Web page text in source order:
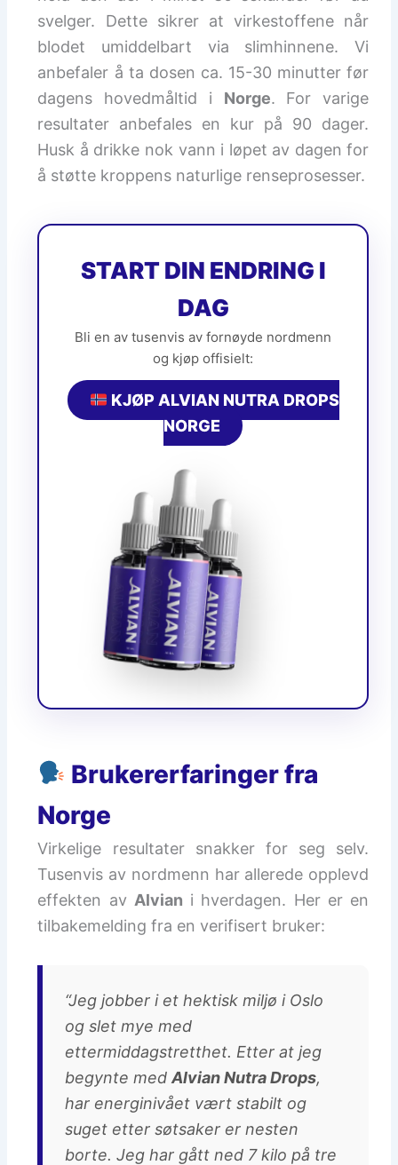
svelger. Dette sikrer at virkestoffene når
blodet umiddelbart via slimhinnene. Vi
anbefaler å ta dosen ca. 15-30 minutter før
dagens hovedmåltid i Norge. For varige
resultater anbefales en kur på 90 dager.
Husk å drikke nok vann i løpet av dagen for
å støtte kroppens naturlige renseprosesser.
START DIN ENDRING I
DAG
Bli en av tusenvis av fornøyde nordmenn
og kjøp offisielt:
KJØP ALVIAN NUTRA DROPS
NORGE
Brukererfaringer fra
Norge
Virkelige resultater snakker for seg selv.
Tusenvis av nordmenn har allerede opplevd
effekten av Alvian i hverdagen. Her er en
tilbakemelding fra en verifisert bruker:
“Jeg jobber i et hektisk miljø i Oslo
og slet mye med
ettermiddagstretthet. Etter at jeg
begynte medAlvian Nutra Drops,
har energinivået vært stabilt og
suget etter søtsaker er nesten
borte. Jeg har gått ned 7 kilo på tre